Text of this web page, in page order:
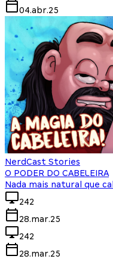
04.abr.25
NerdCast Stories
O PODER DO CABELEIRA
Nada mais natural que
242
28.mar.25
242
28.mar.25